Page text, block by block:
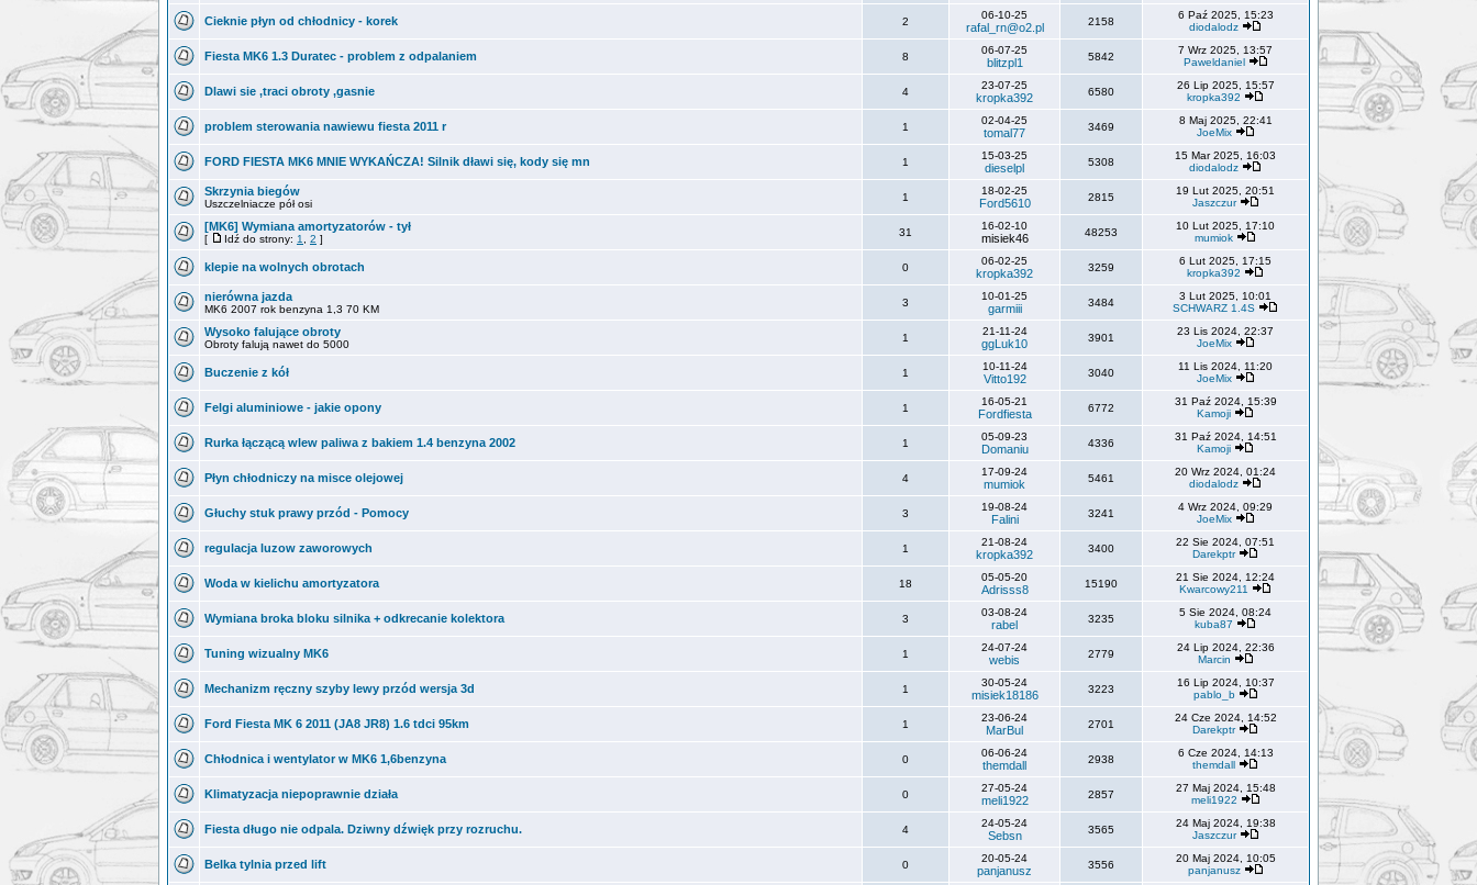
Cieknie płyn od chłodnicy - korek 2
06-10-25
rafal_rn@o2.pl 2158
6 Paź 2025, 15:23
diodalodz
Fiesta MK6 1.3 Duratec - problem z odpalaniem 8
06-07-25
blitzpl1 5842
7 Wrz 2025, 13:57
Paweldaniel
Dlawi sie ,traci obroty ,gasnie 4
23-07-25
kropka392 6580
26 Lip 2025, 15:57
kropka392
problem sterowania nawiewu fiesta 2011 r 1
02-04-25
tomal77 3469
8 Maj 2025, 22:41
JoeMix
FORD FIESTA MK6 MNIE WYKAŃCZA! Silnik dławi się, kody się mn 1
15-03-25
dieselpl 5308
15 Mar 2025, 16:03
diodalodz
Skrzynia biegów
Uszczelniacze pół osi
1
18-02-25
Ford5610 2815
19 Lut 2025, 20:51
Jaszczur
[MK6] Wymiana amortyzatorów - tył
[ Idź do strony: 1 2 ]
31
16-02-10
misiek46 48253
10 Lut 2025, 17:10
mumiok
klepie na wolnych obrotach 0
06-02-25
kropka392 3259
6 Lut 2025, 17:15
kropka392
nierówna jazda
MK6 2007 rok benzyna 1,3 70 KM
3
10-01-25
garmiii 3484
3 Lut 2025, 10:01
SCHWARZ 1.4S
Wysoko falujące obroty
Obroty falują nawet do 5000
1
21-11-24
ggLuk10 3901
23 Lis 2024, 22:37
JoeMix
Buczenie z kół 1
10-11-24
Vitto192 3040
11 Lis 2024, 11:20
JoeMix
Felgi aluminiowe - jakie opony 1
16-05-21
Fordfiesta 6772
31 Paź 2024, 15:39
Kamoji
Rurka łączącą wlew paliwa z bakiem 1.4 benzyna 2002 1
05-09-23
Domaniu 4336
31 Paź 2024, 14:51
Kamoji
Płyn chłodniczy na misce olejowej 4
17-09-24
mumiok 5461
20 Wrz 2024, 01:24
diodalodz
Głuchy stuk prawy przód - Pomocy 3
19-08-24
Falini 3241
4 Wrz 2024, 09:29
JoeMix
regulacja luzow zaworowych 1
21-08-24
kropka392 3400
22 Sie 2024, 07:51
Darekptr
Woda w kielichu amortyzatora 18
05-05-20
Adrisss8 15190
21 Sie 2024, 12:24
Kwarcowy211
Wymiana broka bloku silnika + odkrecanie kolektora 3
03-08-24
rabel 3235
5 Sie 2024, 08:24
kuba87
Tuning wizualny MK6 1
24-07-24
webis 2779
24 Lip 2024, 22:36
Marcin
Mechanizm ręczny szyby lewy przód wersja 3d 1
30-05-24
misiek18186 3223
16 Lip 2024, 10:37
pablo_b
Ford Fiesta MK 6 2011 (JA8 JR8) 1.6 tdci 95km 1
23-06-24
MarBul 2701
24 Cze 2024, 14:52
Darekptr
Chłodnica i wentylator w MK6 1,6benzyna 0
06-06-24
themdall 2938
6 Cze 2024, 14:13
themdall
Klimatyzacja niepoprawnie działa 0
27-05-24
meli1922 2857
27 Maj 2024, 15:48
meli1922
Fiesta długo nie odpala. Dziwny dźwięk przy rozruchu. 4
24-05-24
Sebsn 3565
24 Maj 2024, 19:38
Jaszczur
Belka tylnia przed lift 0
20-05-24
panjanusz 3556
20 Maj 2024, 10:05
panjanusz